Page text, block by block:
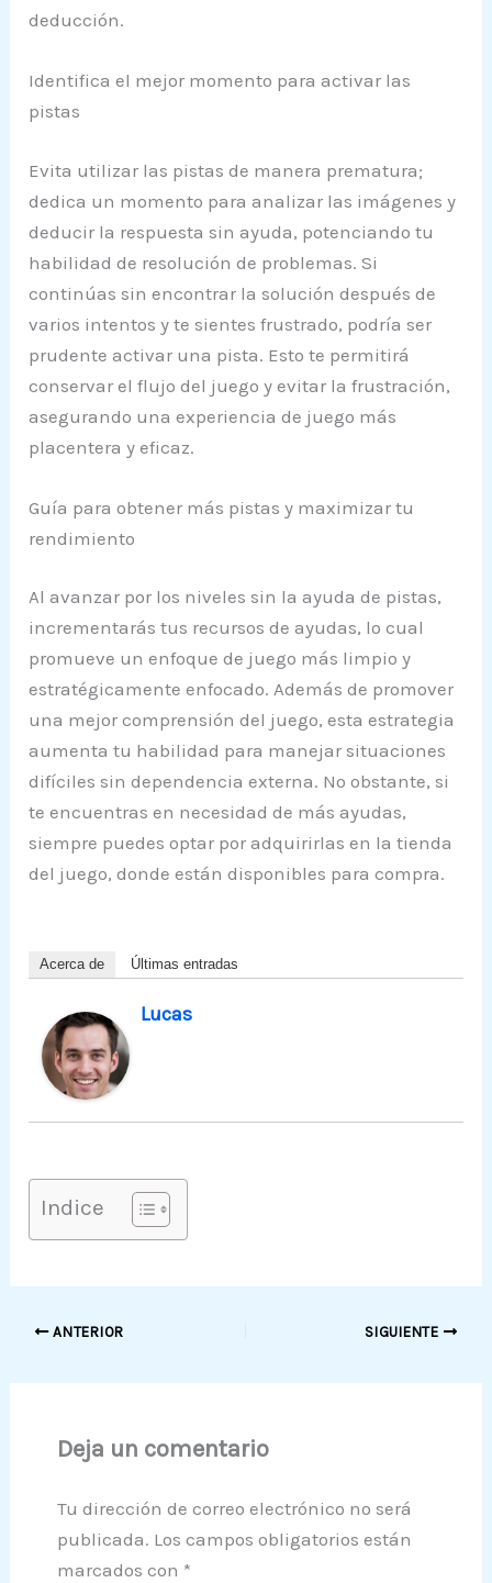
deducción.
Identifica el mejor momento para activar las
pistas
Evita utilizar las pistas de manera prematura;
dedica un momento para analizar las imágenes y
deducir la respuesta sin ayuda, potenciando tu
habilidad de resolución de problemas. Si
continúas sin encontrar la solución después de
varios intentos y te sientes frustrado, podría ser
prudente activar una pista. Esto te permitirá
conservar el flujo del juego y evitar la frustración,
asegurando una experiencia de juego más
placentera y eficaz.
Guía para obtener más pistas y maximizar tu
rendimiento
Al avanzar por los niveles sin la ayuda de pistas,
incrementarás tus recursos de ayudas, lo cual
promueve un enfoque de juego más limpio y
estratégicamente enfocado. Además de promover
una mejor comprensión del juego, esta estrategia
aumenta tu habilidad para manejar situaciones
difíciles sin dependencia externa. No obstante, si
te encuentras en necesidad de más ayudas,
siempre puedes optar por adquirirlas en la tienda
del juego, donde están disponibles para compra.
Acerca de Últimas entradas
Lucas
Indice
ANTERIOR SIGUIENTE
Deja un comentario
Tu dirección de correo electrónico no será
publicada. Los campos obligatorios están
marcados con *